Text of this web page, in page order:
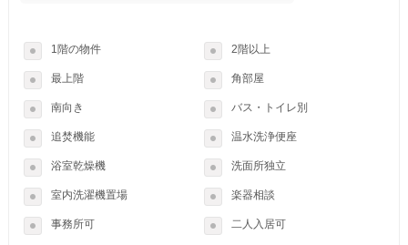
1階の物件 2階以上
最上階 角部屋
南向き バス・トイレ別
追焚機能 温水洗浄便座
浴室乾燥機 洗面所独立
室内洗濯機置場 楽器相談
事務所可 二人入居可